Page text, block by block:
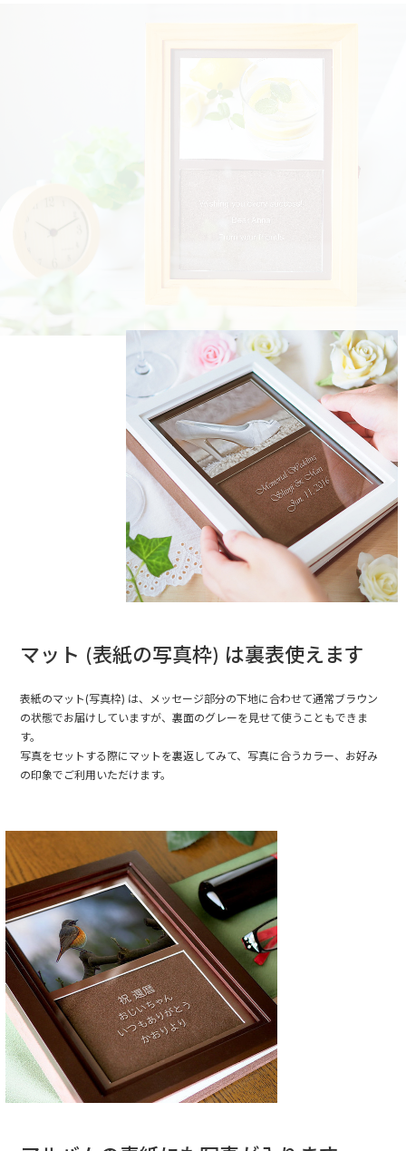
マット (表紙の写真枠) は裏表使えます
表紙のマット(写真枠) は、メッセージ部分の下地に合わせて通常ブラウン
の状態でお届けしていますが、裏面のグレーを見せて使うこともできま
す。
写真をセットする際にマットを裏返してみて、写真に合うカラー、お好み
の印象でご利用いただけます。